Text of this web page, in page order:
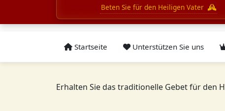
Beten Sie für den Heiligen Vater
Startseite Unterstützen Sie uns
Erhalten Sie das traditionelle Gebet für den